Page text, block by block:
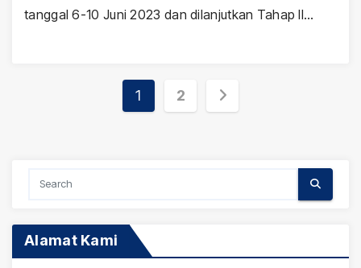
tanggal 6-10 Juni 2023 dan dilanjutkan Tahap II…
Posts
1 2
Alamat Kami